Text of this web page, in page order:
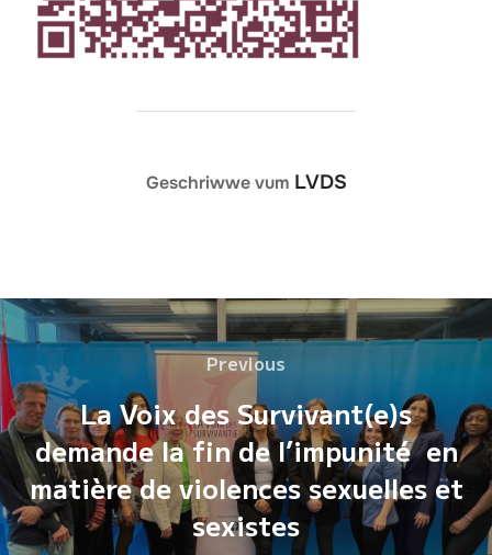
AUTEUR
Geschriwwe vum LVDS
Post
navigation Previous
Previous
La Voix des Survivant(e)s
demande la fin de l’impunité en
matière de violences sexuelles et
sexistes